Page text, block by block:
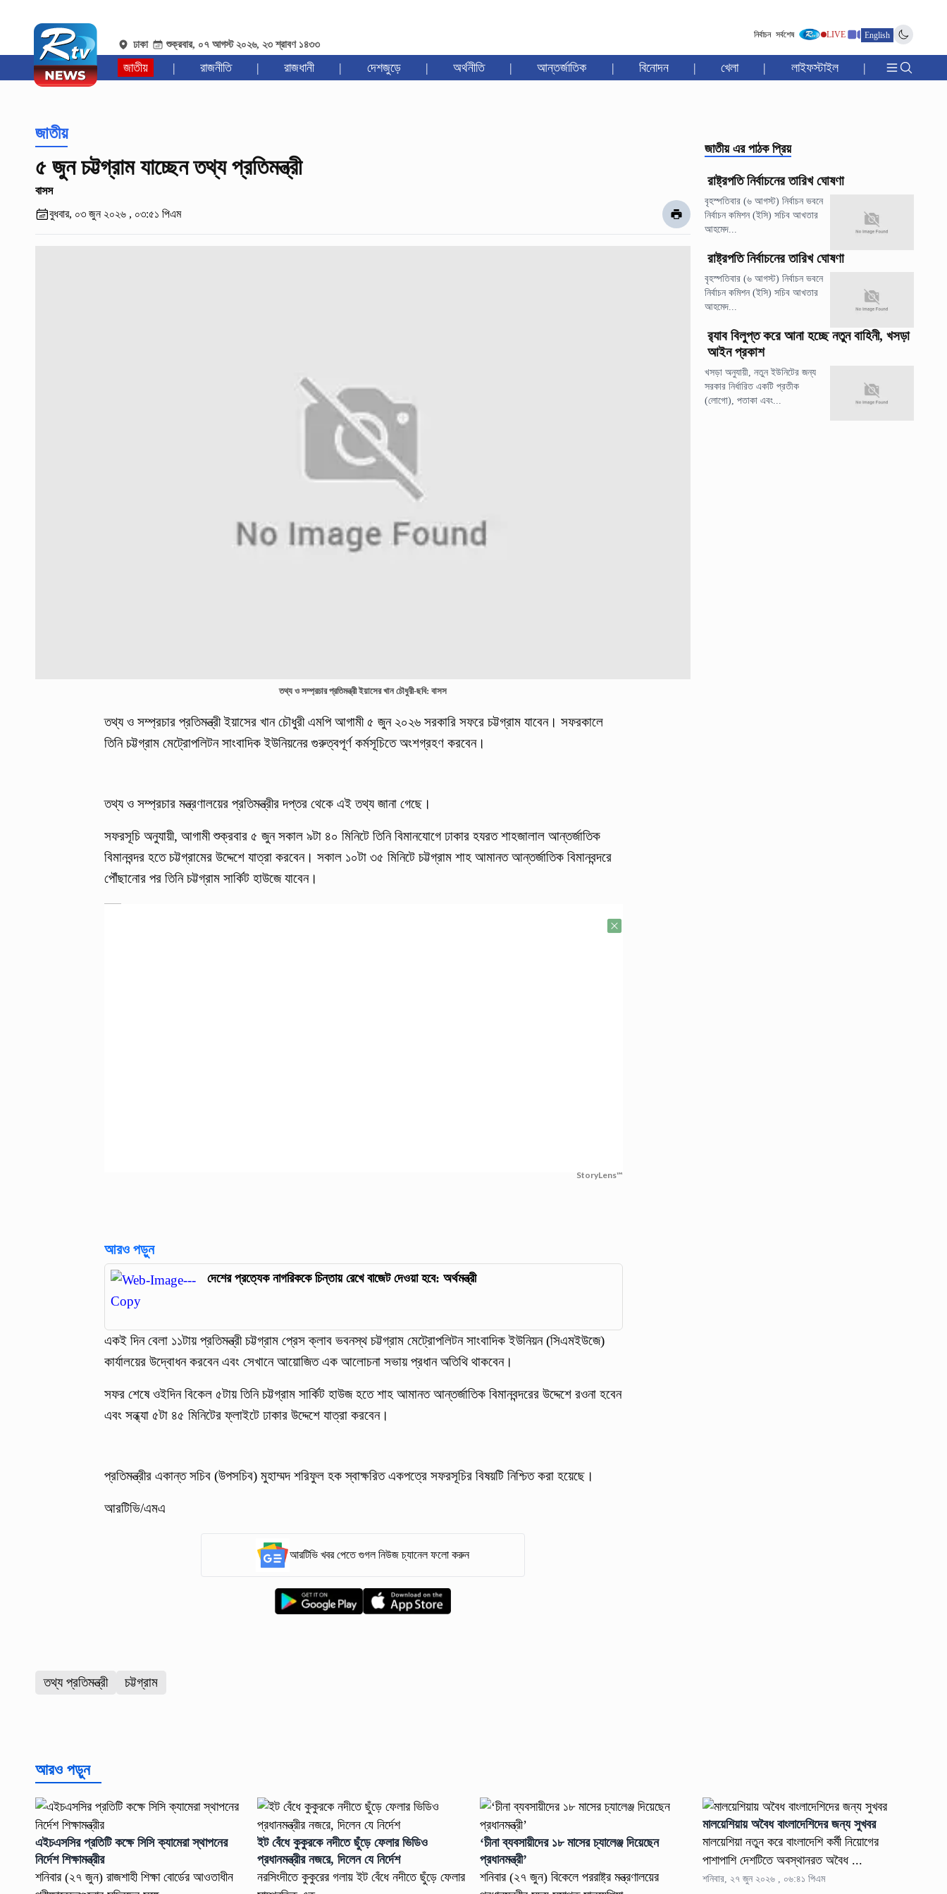
ঢাকা শুক্রবার, ০৭ আগস্ট ২০২৬, ২৩ শ্রাবণ ১৪৩৩
নির্বাচন সর্বশেষ LIVE English
জাতীয় | রাজনীতি | রাজধানী | দেশজুড়ে | অর্থনীতি | আন্তর্জাতিক | বিনোদন | খেলা | লাইফস্টাইল |
জাতীয়
৫ জুন চট্টগ্রাম যাচ্ছেন তথ্য প্রতিমন্ত্রী
বাসস
বুধবার, ০৩ জুন ২০২৬ , ০৩:৫১ পিএম
তথ্য ও সম্প্রচার প্রতিমন্ত্রী ইয়াসের খান চৌধুরী-ছবি: বাসস
তথ্য ও সম্প্রচার প্রতিমন্ত্রী ইয়াসের খান চৌধুরী এমপি আগামী ৫ জুন ২০২৬ সরকারি সফরে চট্টগ্রাম যাবেন। সফরকালে
তিনি চট্টগ্রাম মেট্রোপলিটন সাংবাদিক ইউনিয়নের গুরুত্বপূর্ণ কর্মসূচিতে অংশগ্রহণ করবেন।
তথ্য ও সম্প্রচার মন্ত্রণালয়ের প্রতিমন্ত্রীর দপ্তর থেকে এই তথ্য জানা গেছে।
সফরসূচি অনুযায়ী, আগামী শুক্রবার ৫ জুন সকাল ৯টা ৪০ মিনিটে তিনি বিমানযোগে ঢাকার হযরত শাহজালাল আন্তর্জাতিক
বিমানবন্দর হতে চট্টগ্রামের উদ্দেশে যাত্রা করবেন। সকাল ১০টা ৩৫ মিনিটে চট্টগ্রাম শাহ আমানত আন্তর্জাতিক বিমানবন্দরে
পৌঁছানোর পর তিনি চট্টগ্রাম সার্কিট হাউজে যাবেন।
StoryLens™
আরও পড়ুন
দেশের প্রত্যেক নাগরিককে চিন্তায় রেখে বাজেট দেওয়া হবে: অর্থমন্ত্রী
একই দিন বেলা ১১টায় প্রতিমন্ত্রী চট্টগ্রাম প্রেস ক্লাব ভবনস্থ চট্টগ্রাম মেট্রোপলিটন সাংবাদিক ইউনিয়ন (সিএমইউজে)
কার্যালয়ের উদ্বোধন করবেন এবং সেখানে আয়োজিত এক আলোচনা সভায় প্রধান অতিথি থাকবেন।
সফর শেষে ওইদিন বিকেল ৫টায় তিনি চট্টগ্রাম সার্কিট হাউজ হতে শাহ আমানত আন্তর্জাতিক বিমানবন্দরের উদ্দেশে রওনা হবেন
এবং সন্ধ্যা ৫টা ৪৫ মিনিটের ফ্লাইটে ঢাকার উদ্দেশে যাত্রা করবেন।
প্রতিমন্ত্রীর একান্ত সচিব (উপসচিব) মুহাম্মদ শরিফুল হক স্বাক্ষরিত একপত্রে সফরসূচির বিষয়টি নিশ্চিত করা হয়েছে।
আরটিভি/এমএ
আরটিভি খবর পেতে গুগল নিউজ চ্যানেল ফলো করুন
তথ্য প্রতিমন্ত্রী চট্টগ্রাম
জাতীয় এর পাঠক প্রিয়
রাষ্ট্রপতি নির্বাচনের তারিখ ঘোষণা
বৃহস্পতিবার (৬ আগস্ট) নির্বাচন ভবনে
নির্বাচন কমিশন (ইসি) সচিব আখতার
আহমেদ...
রাষ্ট্রপতি নির্বাচনের তারিখ ঘোষণা
বৃহস্পতিবার (৬ আগস্ট) নির্বাচন ভবনে
নির্বাচন কমিশন (ইসি) সচিব আখতার
আহমেদ...
র‍্যাব বিলুপ্ত করে আনা হচ্ছে নতুন বাহিনী, খসড়া
আইন প্রকাশ
খসড়া অনুযায়ী, নতুন ইউনিটের জন্য
সরকার নির্ধারিত একটি প্রতীক
(লোগো), পতাকা এবং...
আরও পড়ুন
এইচএসসির প্রতিটি কক্ষে সিসি ক্যামেরা স্থাপনের
নির্দেশ শিক্ষামন্ত্রীর
শনিবার (২৭ জুন) রাজশাহী শিক্ষা বোর্ডের আওতাধীন
ইট বেঁধে কুকুরকে নদীতে ছুঁড়ে ফেলার ভিডিও
প্রধানমন্ত্রীর নজরে, দিলেন যে নির্দেশ
নরসিংদীতে কুকুরের গলায় ইট বেঁধে নদীতে ছুঁড়ে ফেলার
‘চীনা ব্যবসায়ীদের ১৮ মাসের চ্যালেঞ্জ দিয়েছেন
প্রধানমন্ত্রী’
শনিবার (২৭ জুন) বিকেলে পররাষ্ট্র মন্ত্রণালয়ের
মালয়েশিয়ায় অবৈধ বাংলাদেশিদের জন্য সুখবর
মালয়েশিয়া নতুন করে বাংলাদেশি কর্মী নিয়োগের
পাশাপাশি দেশটিতে অবস্থানরত অবৈধ ...
শনিবার, ২৭ জুন ২০২৬ , ০৬:৪১ পিএম